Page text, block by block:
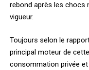
rebond après les chocs
vigueur.
Toujours selon le
principal moteur de
consommation privée et